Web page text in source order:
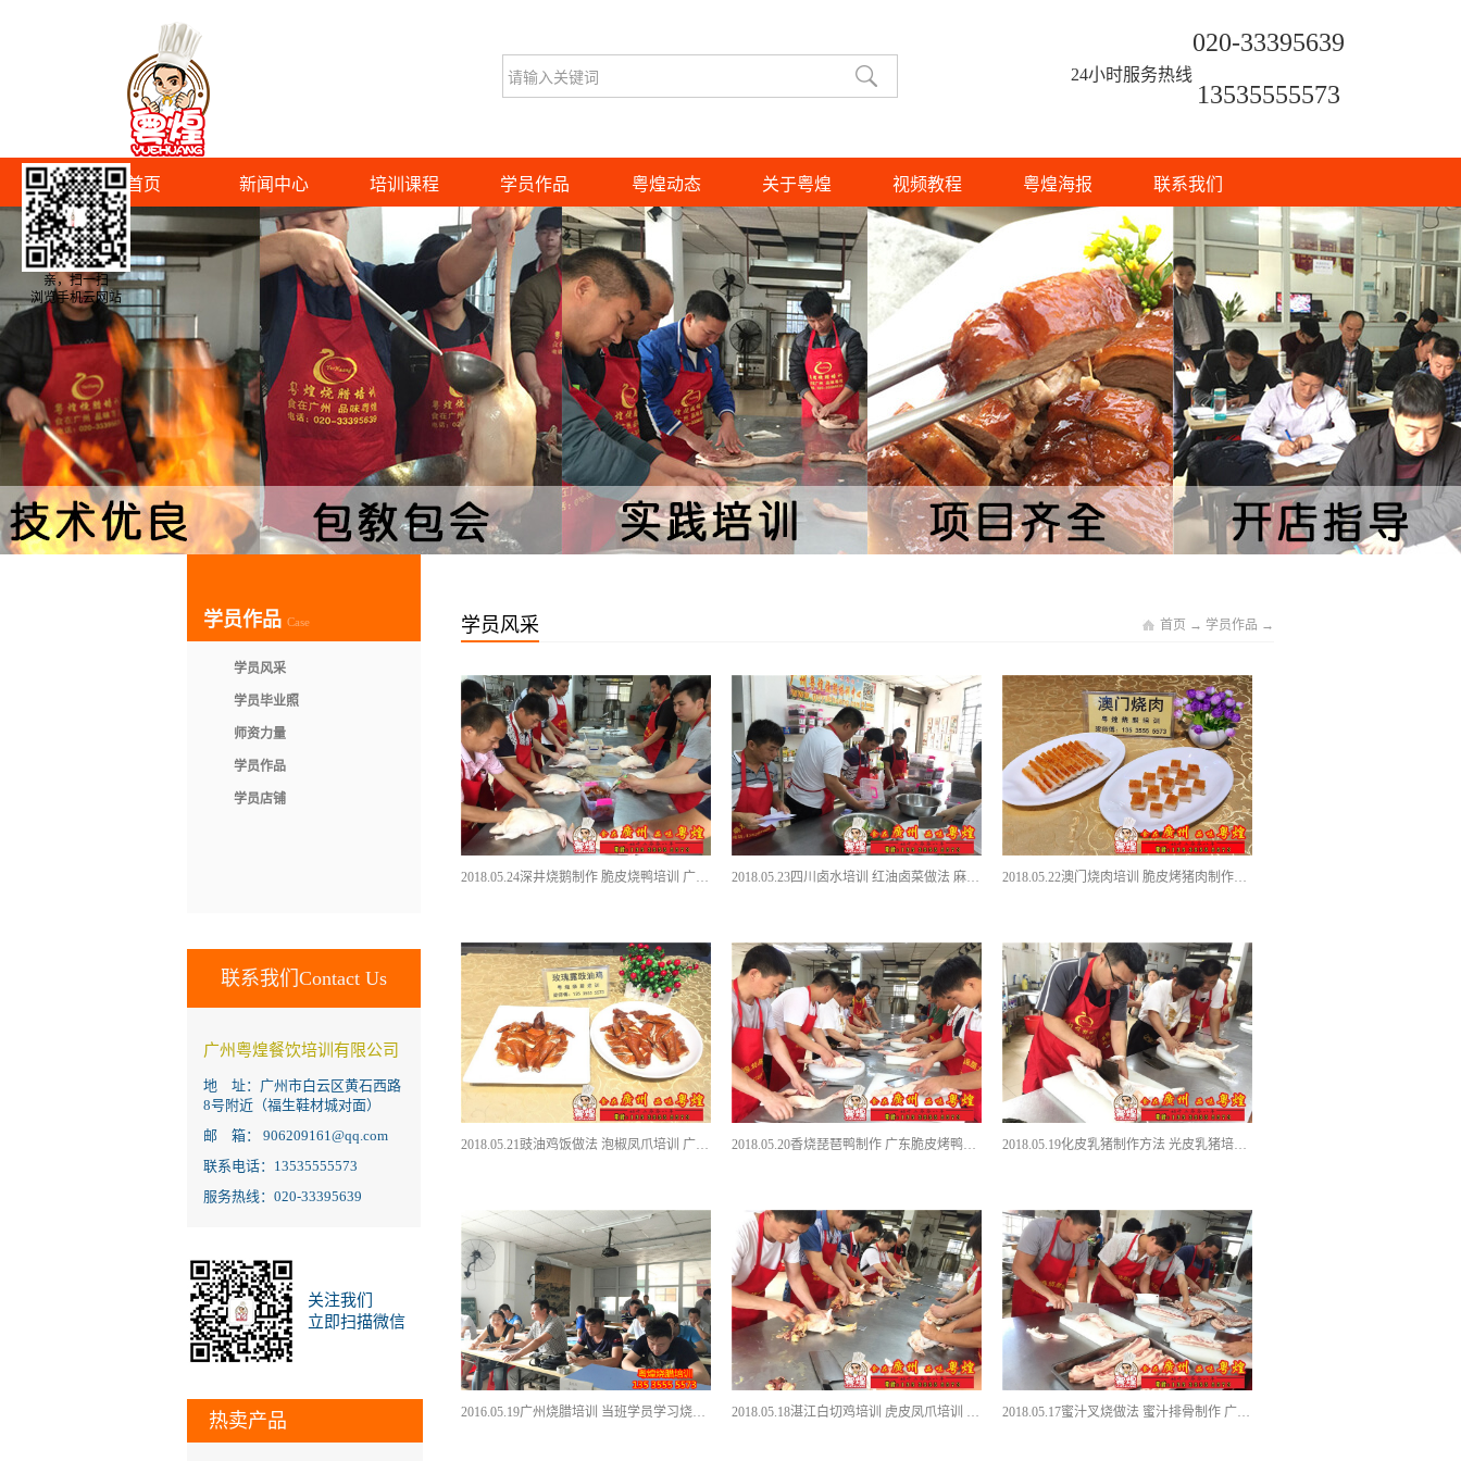
24小时服务热线
020-33395639
13535555573
首页 新闻中心 培训课程 学员作品 粤煌动态 关于粤煌 视频教程 粤煌海报 联系我们
学员作品 Case
学员风采
学员毕业照
师资力量
学员作品
学员店铺
联系我们Contact Us
广州粤煌餐饮培训有限公司
地 址：广州市白云区黄石西路
8号附近（福生鞋材城对面）
邮 箱： 906209161@qq.com
联系电话：13535555573
服务热线：020-33395639
关注我们
立即扫描微信
热卖产品
学员风采 首页 → 学员作品 →
2018.05.24深井烧鹅制作 脆皮烧鸭培训 广式烧鸭培训 2018.05.23四川卤水培训 红油卤菜做法 麻辣酱板鸭培训 2018.05.22澳门烧肉培训 脆皮烤猪肉制作方法 烧卤培训
2018.05.21豉油鸡饭做法 泡椒凤爪培训 广式烧腊培训 2018.05.20香烧琵琶鸭制作 广东脆皮烤鸭培训 烧卤饭培训 2018.05.19化皮乳猪制作方法 光皮乳猪培训 广州烧腊培训
2016.05.19广州烧腊培训 当班学员学习烧乳猪技术知识 2018.05.18湛江白切鸡培训 虎皮凤爪培训 豉汁凤爪培训 2018.05.17蜜汁叉烧做法 蜜汁排骨制作 广式烧腊饭加盟
亲，扫一扫
浏览手机云网站